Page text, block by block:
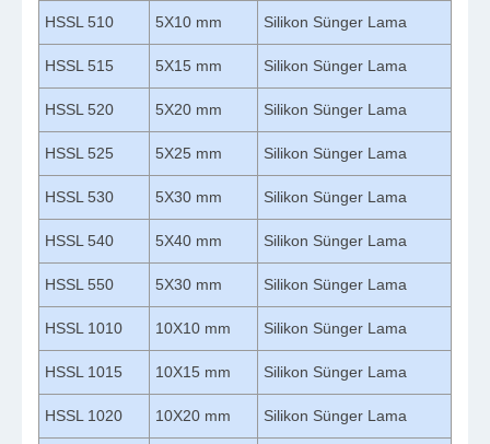
HSSL 510 5X10 mm Silikon Sünger Lama
HSSL 515 5X15 mm Silikon Sünger Lama
HSSL 520 5X20 mm Silikon Sünger Lama
HSSL 525 5X25 mm Silikon Sünger Lama
HSSL 530 5X30 mm Silikon Sünger Lama
HSSL 540 5X40 mm Silikon Sünger Lama
HSSL 550 5X30 mm Silikon Sünger Lama
HSSL 1010 10X10 mm Silikon Sünger Lama
HSSL 1015 10X15 mm Silikon Sünger Lama
HSSL 1020 10X20 mm Silikon Sünger Lama